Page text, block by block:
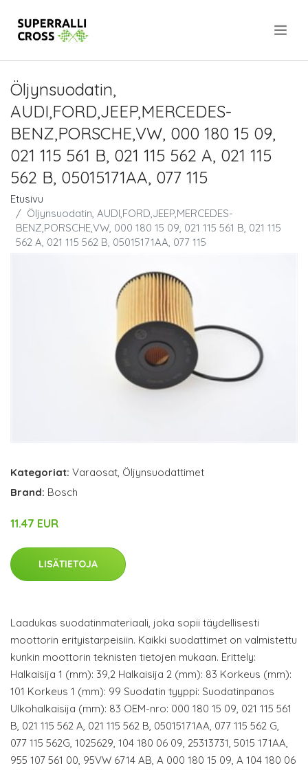
Öljynsuodatin,
AUDI,FORD,JEEP,MERCEDES-
BENZ,PORSCHE,VW, 000 180 15 09,
021 115 561 B, 021 115 562 A, 021 115
562 B, 05015171AA, 077 115
Etusivu
Öljynsuodatin, AUDI,FORD,JEEP,MERCEDES-
BENZ,PORSCHE,VW, 000 180 15 09, 021 115 561 B, 021 115
562 A, 021 115 562 B, 05015171AA, 077 115
Kategoriat: Varaosat, Öljynsuodattimet
Brand: Bosch
11.47 EUR
LISÄTIETOJA
Laadukas suodatinmateriaali, joka sopii täydellisesti
moottorin erityistarpeisiin. Kaikki suodattimet on valmistettu
kunkin moottorin teknisten tietojen mukaan. Erittely:
Halkaisija 1 (mm): 39,2 Halkaisija 2 (mm): 83 Korkeus (mm):
101 Korkeus 1 (mm): 99 Suodatin tyyppi: Suodatinpanos
Ulkohalkaisija (mm): 83 OEM-nro: 000 180 15 09, 021 115 561
B, 021 115 562 A, 021 115 562 B, 05015171AA, 077 115 562 G,
077 115 562G, 1025629, 104 180 06 09, 25313731, 5015 171AA,
955 107 561 00, 95VW 6714 AB, A 000 180 15 09, A 104 180 06